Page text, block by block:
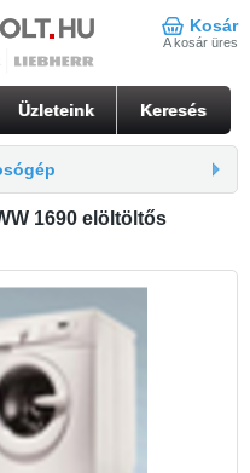
Kosár
A kosár üres
Üzleteink Keresés
1690 elöltöltős